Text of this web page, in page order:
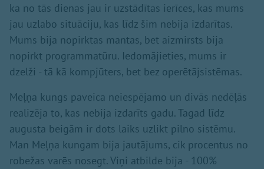
ka no tās dienas jau ir uzstādītas ierīces, kas mums
jau uzlabo situāciju, kas līdz šim nebija izdarītas.
Mums bija nopirktas mantas, bet aizmirsts bija
nopirkt programmatūru. Iedomājieties, mums ir
dzelži - tā kā kompjūters, bet bez operētājsistēmas.
Meļņa kungs paveica neiespējamo un divās nedēļās
realizēja to, kas nebija izdarīts gadu. Tagad līdz
augusta beigām ir dots laiks uzlikt pilno sistēmu.
Man Meļņa kungam bija jautājums, cik procentus no
robežas varēs nosegt. Viņi atbilde bija - 100%